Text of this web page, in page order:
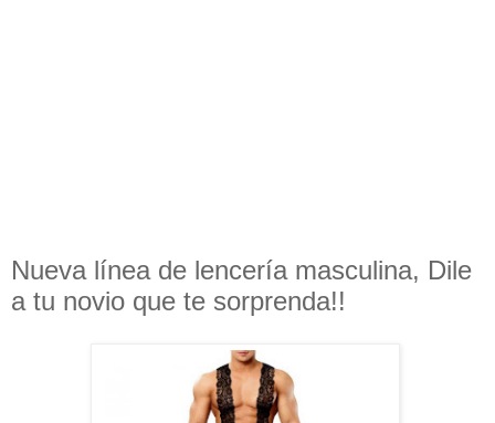
Nueva línea de lencería masculina, Dile
a tu novio que te sorprenda!!